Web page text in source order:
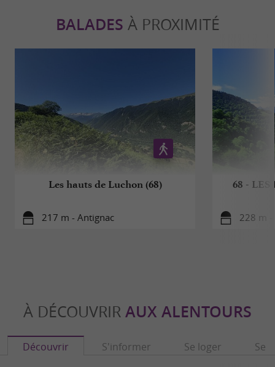
BALADES À PROXIMITÉ
Les hauts de Luchon (68)
217 m - Antignac
68 -
228 m -
À DÉCOUVRIR AUX ALENTOURS
Découvrir S'informer Se loger Se